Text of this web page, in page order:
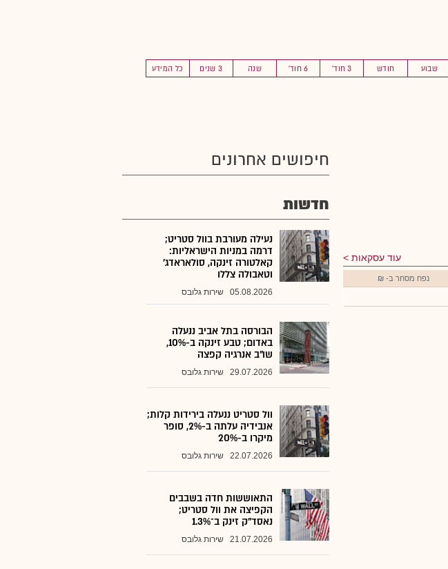
שבוע חודש 3 חוד' 6 חוד' שנה 3 שנים כל המידע
עוד עסקאות
נפח מסחר ב- ₪
חיפושים אחרונים
חדשות
נעילה מעורבת בוול סטריט;
דרמה במניות הישראליות:
קאלטורה זינקה, סולאראדג'
וטאבולה צללו
05.08.2026 שירות גלובס
הבורסה בתל אביב ננעלה
באדום; טבע זינקה ב-10%,
שו"ב אנרגיה קפצה
29.07.2026 שירות גלובס
וול סטריט ננעלה בירידות קלות;
אנבידיה עלתה ב-2%, סופר
מיקרו ב-20%
22.07.2026 שירות גלובס
התאוששות חדה בשבבים
הקפיצה את וול סטריט;
נאסד"ק זינק ב־1.3%
21.07.2026 שירות גלובס